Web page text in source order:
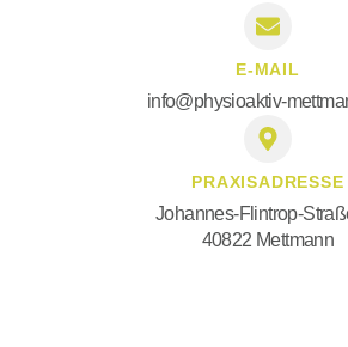
E-MAIL
info@physioaktiv-
PRAXISADRESSE
Johannes-Flintrop-
40822 Mettmann